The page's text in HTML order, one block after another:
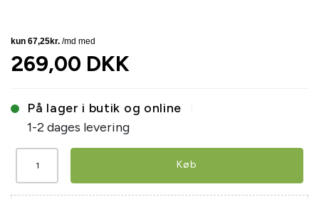
269,00 DKK
På lager i butik og online
1-2 dages levering
Køb